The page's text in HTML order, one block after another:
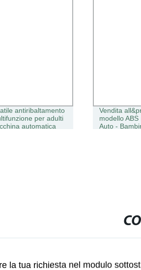
Vendita all&prime;ingrosso nuovo
modello ABS materiale Bambini
Auto - Bambini Auto giocattolo a
la tua richiesta nel modulo